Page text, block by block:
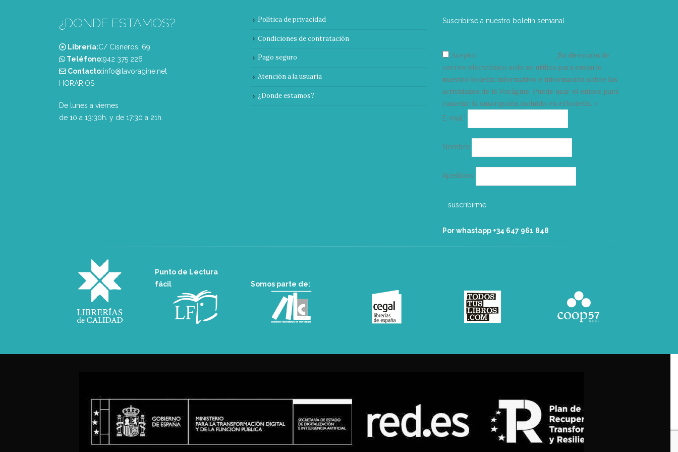
¿DONDE ESTAMOS?
Librería:C/ Cisneros, 69
Teléfono:‭942 375 226‬
Contacto:info@lavoragine.net
HORARIOS
De lunes a viernes
de 10 a 13:30h. y de 17:30 a 21h.
Política de privacidad
Condiciones de contratación
Pago seguro
Atención a la usuaria
¿Donde estamos?
Suscribirse a nuestro boletín semanal
Acepto
Su dirección de
correo electrónico solo se utiliza para enviarle
nuestro boletín informativo e información sobre las
actividades de la Vorágine. Puede usar el enlace para
cancelar la suscripción incluido en el boletín. >
E-mail*
electrónico
Nombre
Apellidos
Por whastapp +34 ‭647 961 848‬
Punto de Lectura
fácil
Somos parte de: